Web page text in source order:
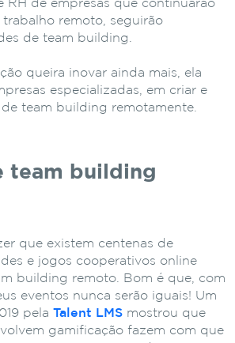
RH de empresas que continuarão
remoto, seguirão
de team building.
queira inovar ainda mais, ela
especializadas, em criar e
team building remotamente.
team building
que existem centenas de
e jogos cooperativos online
building remoto. Bom é que, com
eventos nunca serão iguais! Um
pela Talent LMS mostrou que
gamificação fazem com que